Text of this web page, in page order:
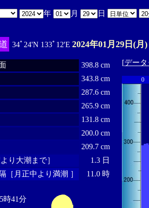
年 月 日
34ﾟ24'N 133ﾟ12'E 2024年01月29日(月)
398.8 cm
343.8 cm
287.6 cm
265.9 cm
131.8 cm
200.0 cm
209.7 cm
り大潮まで］
1.3 日
［月正中より満潮 ］
11.0 時
5時41分
[デー
0